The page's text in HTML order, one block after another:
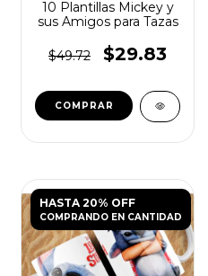
10 Plantillas Mickey y
sus Amigos para Tazas
$49.72 $29.83
HASTA 20% OFF
COMPRANDO EN CANTIDAD